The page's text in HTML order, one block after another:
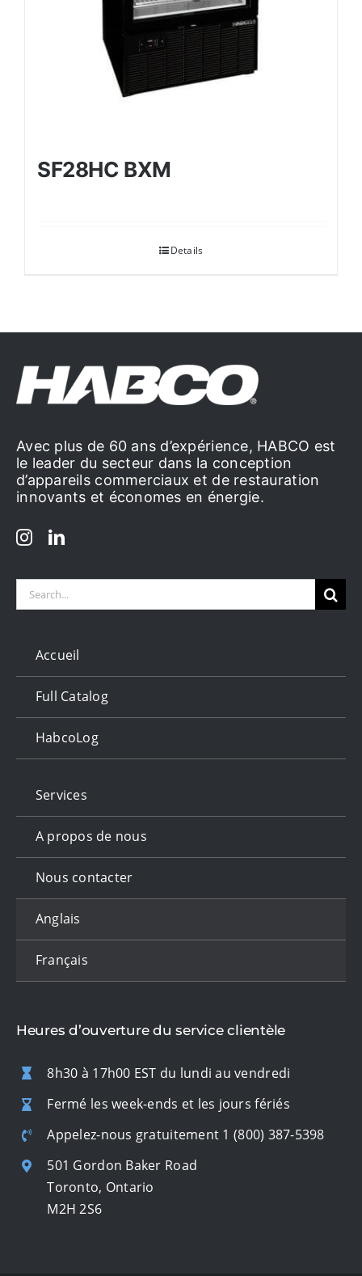
SF28HC BXM
Details
Avec plus de 60 ans d’expérience, HABCO est
le leader du secteur dans la conception
d’appareils commerciaux et de restauration
innovants et économes en énergie.
Search
Accueil
Full Catalog
HabcoLog
Services
A propos de nous
Nous contacter
Anglais
Français
Heures d’ouverture du service clientèle
8h30 à 17h00 EST du lundi au vendredi
Fermé les week-ends et les jours fériés
Appelez-nous gratuitement 1 (800) 387-5398
501 Gordon Baker Road
Toronto, Ontario
M2H 2S6